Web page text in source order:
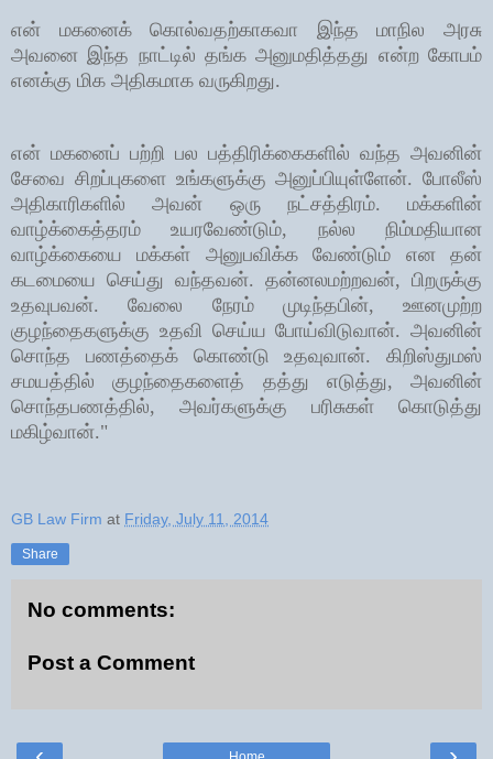
என் மகனைக் கொல்வதற்காகவா இந்த மாநில அரசு
அவனை இந்த நாட்டில் தங்க அனுமதித்தது என்ற கோபம்
எனக்கு மிக அதிகமாக வருகிறது.
என் மகனைப் பற்றி பல பத்திரிக்கைகளில் வந்த அவனின்
சேவை சிறப்புகளை உங்களுக்கு அனுப்பியுள்ளேன். போலீஸ்
அதிகாரிகளில் அவன் ஒரு நட்சத்திரம். மக்களின்
வாழ்க்கைத்தரம் உயரவேண்டும், நல்ல நிம்மதியான
வாழ்க்கையை மக்கள் அனுபவிக்க வேண்டும் என தன்
கடமையை செய்து வந்தவன். தன்னலமற்றவன், பிறருக்கு
உதவுபவன். வேலை நேரம் முடிந்தபின், ஊனமுற்ற
குழந்தைகளுக்கு உதவி செய்ய போய்விடுவான். அவனின்
சொந்த பணத்தைக் கொண்டு உதவுவான். கிறிஸ்துமஸ்
சமயத்தில் குழந்தைகளைத் தத்து எடுத்து, அவனின்
சொந்தபணத்தில், அவர்களுக்கு பரிசுகள் கொடுத்து
மகிழ்வான்."
GB Law Firm at Friday, July 11, 2014
Share
No comments:
Post a Comment